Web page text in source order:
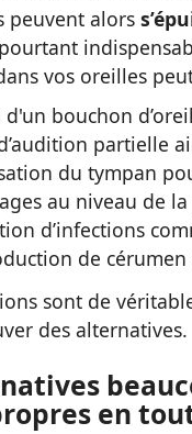
peuvent alors
vos oreilles
bouchon
partielle
du tympan
au niveau de
d’infections
de
sont de
des alternatives.
en